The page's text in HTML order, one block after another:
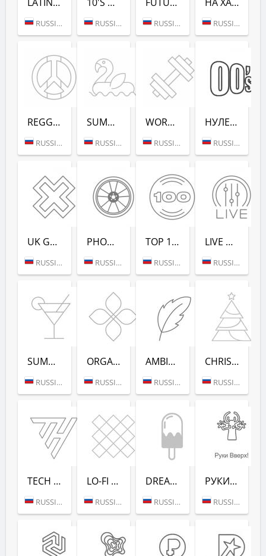
RUSSIA (MOSCOW) RUSSIA (MOSCOW) RUSSIA (MOSCOW) RUSSIA (MOSCOW)
REGGAE - РАДИО РЕКОРД
RUSSIA (MOSCOW)
SUMMER LOUNGE - РАДИО РЕКОРД
RUSSIA (MOSCOW)
WORKOUT - РАДИО РЕКОРД
RUSSIA (MOSCOW)
НУЛЕВЫХ (РАДИО РЕКОРД)
RUSSIA (SAINT PETERSBURG)
UK GARAGE (РАДИО РЕКОРД)
RUSSIA (MOSCOW)
PHONK (РАДИО РЕКОРД)
RUSSIA (MOSCOW)
TOP 100 EDM (РАДИО РЕКОРД)
RUSSIA (MOSCOW)
LIVE DJ-SETS (РАДИО РЕКОРД)
RUSSIA (MOSCOW)
SUMMER DANCE (РАДИО РЕКОРД)
RUSSIA (MOSCOW)
ORGANIC (РАДИО РЕКОРД)
RUSSIA (MOSCOW)
AMBIENT (РАДИО РЕКОРД)
RUSSIA (MOSCOW)
CHRISTMAS (РАДИО РЕКОРД)
RUSSIA (MOSCOW)
TECH HOUSE (РАДИО РЕКОРД)
RUSSIA (MOSCOW)
LO-FI (РАДИО РЕКОРД)
RUSSIA (MOSCOW)
DREAM POP (РАДИО РЕКОРД)
RUSSIA (MOSCOW)
РУКИ ВВЕРХ! (РАДИО РЕКОРД)
RUSSIA (MOSCOW)